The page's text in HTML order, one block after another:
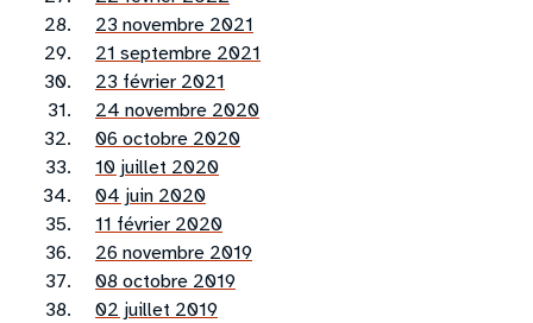
23 novembre 2021
21 septembre 2021
23 février 2021
24 novembre 2020
06 octobre 2020
10 juillet 2020
04 juin 2020
11 février 2020
26 novembre 2019
08 octobre 2019
02 juillet 2019